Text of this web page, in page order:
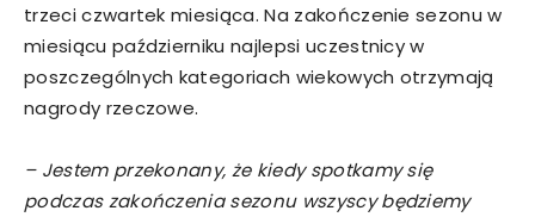
trzeci czwartek miesiąca. Na zakończenie sezonu w
miesiącu październiku najlepsi uczestnicy w
poszczególnych kategoriach wiekowych otrzymają
nagrody rzeczowe.
– Jestem przekonany, że kiedy spotkamy się
podczas zakończenia sezonu wszyscy będziemy